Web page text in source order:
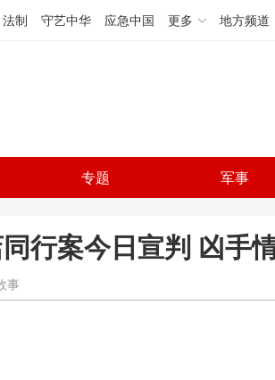
法制 守艺中华 应急中国 更多 地方频道
专题 军事
行案今日宣判 凶手
事